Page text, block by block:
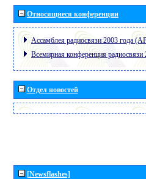
Относящиеся конференции
Ассамблея радиосвязи 2003 года
Всемирная конференция
Отдел новостей
[Newsflashes]